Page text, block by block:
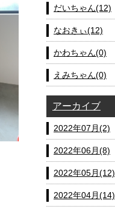
だいちゃん(12)
なおきぃ(12)
かわちゃん(0)
えみちゃん(0)
アーカイブ
2022年07月(2)
2022年06月(8)
2022年05月(12)
2022年04月(14)